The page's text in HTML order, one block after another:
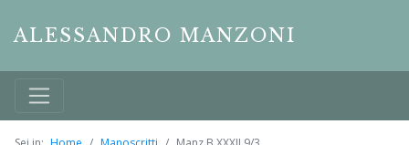
ALESSANDRO MANZONI